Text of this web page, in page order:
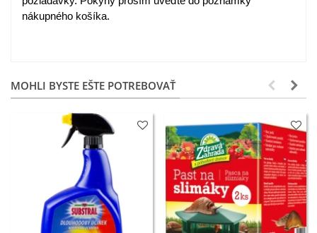
nákupného košíka.
MOHLI BYSTE EŠTE POTREBOVAŤ